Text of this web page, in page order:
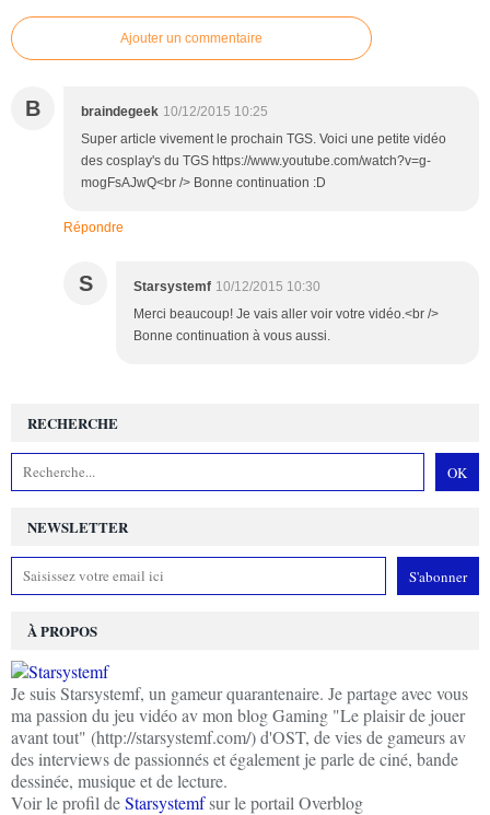
Ajouter un commentaire
B braindegeek 10/12/2015 10:25
Super article vivement le prochain TGS. Voici une petite vidéo
des cosplay's du TGS https://www.youtube.com/watch?v=g-
mogFsAJwQ<br /> Bonne continuation :D
Répondre
S Starsystemf 10/12/2015 10:30
Merci beaucoup! Je vais aller voir votre vidéo.<br />
Bonne continuation à vous aussi.
NEWSLETTER
RECHERCHE
À PROPOS
Je suis Starsystemf, un gameur quarantenaire. Je partage avec vous
ma passion du jeu vidéo av mon blog Gaming "Le plaisir de jouer
avant tout" (http://starsystemf.com/) d'OST, de vies de gameurs av
des interviews de passionnés et également je parle de ciné, bande
dessinée, musique et de lecture.
Voir le profil deStarsystemfsur le portail Overblog